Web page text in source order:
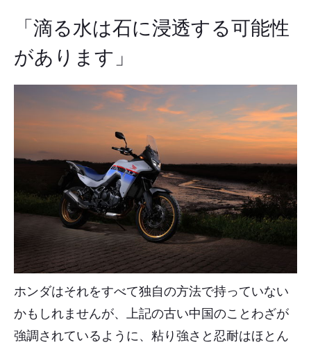
「滴る水は石に浸透する可能性
があります」
ホンダはそれをすべて独自の方法で持っていない
かもしれませんが、上記の古い中国のことわざが
強調されているように、粘り強さと忍耐はほとん